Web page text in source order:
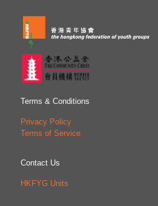
Terms & Conditions
Privacy Policy
Terms of Service
Contact Us
HKFYG Units